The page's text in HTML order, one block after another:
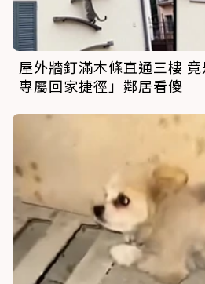
屋外牆釘滿木條直通三樓
專屬回家捷徑」鄰居看傻